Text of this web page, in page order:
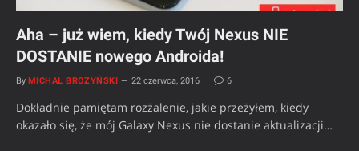
Aha – już wiem, kiedy Twój Nexus NIE
DOSTANIE nowego Androida!
By MICHAŁ BROŻYŃSKI 22 czerwca, 2016 6
Dokładnie pamiętam rozżalenie, jakie przeżyłem, kiedy
okazało się, że mój Galaxy Nexus nie dostanie aktualizacji…